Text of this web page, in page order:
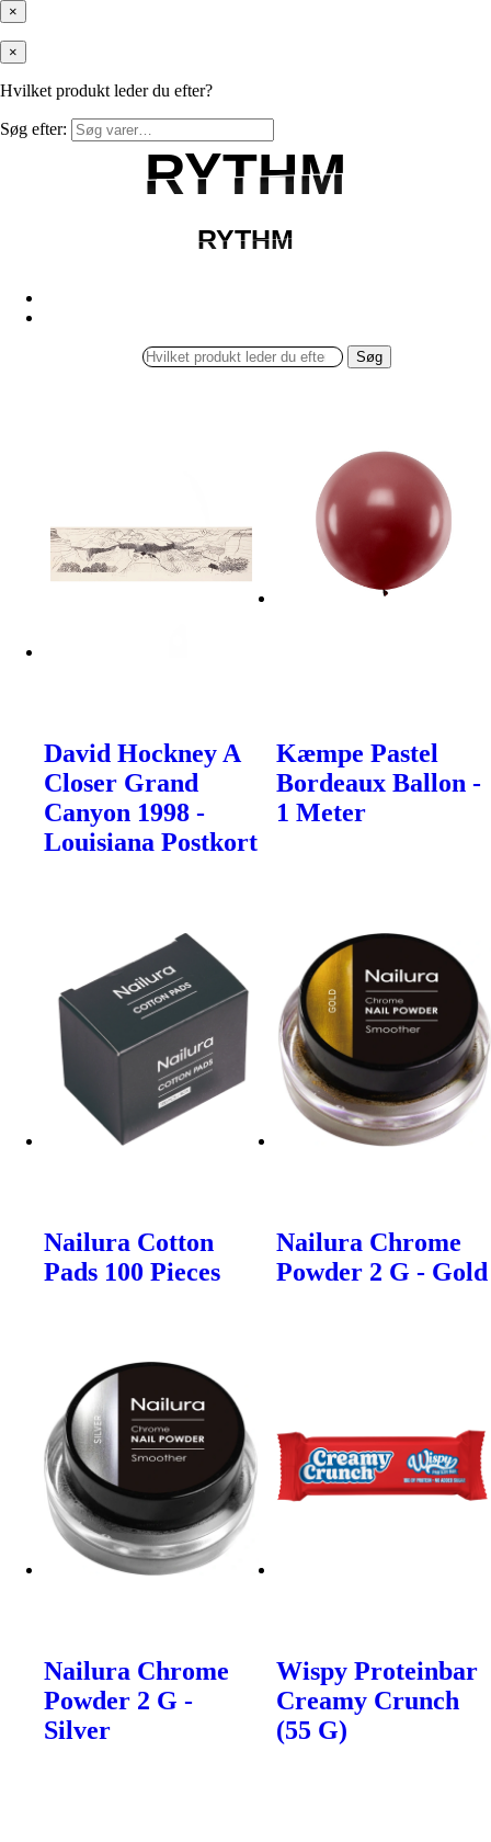
×
×
Hvilket produkt leder du efter?
Søg efter:
RYTHM
RYTHM
RYTHM
RYTHM
Søg
David Hockney A
Closer Grand
Canyon 1998 -
Louisiana Postkort
Kæmpe Pastel
Bordeaux Ballon -
1 Meter
Nailura Cotton
Pads 100 Pieces
Nailura Chrome
Powder 2 G - Gold
Nailura Chrome
Powder 2 G -
Silver
Wispy Proteinbar
Creamy Crunch
(55 G)